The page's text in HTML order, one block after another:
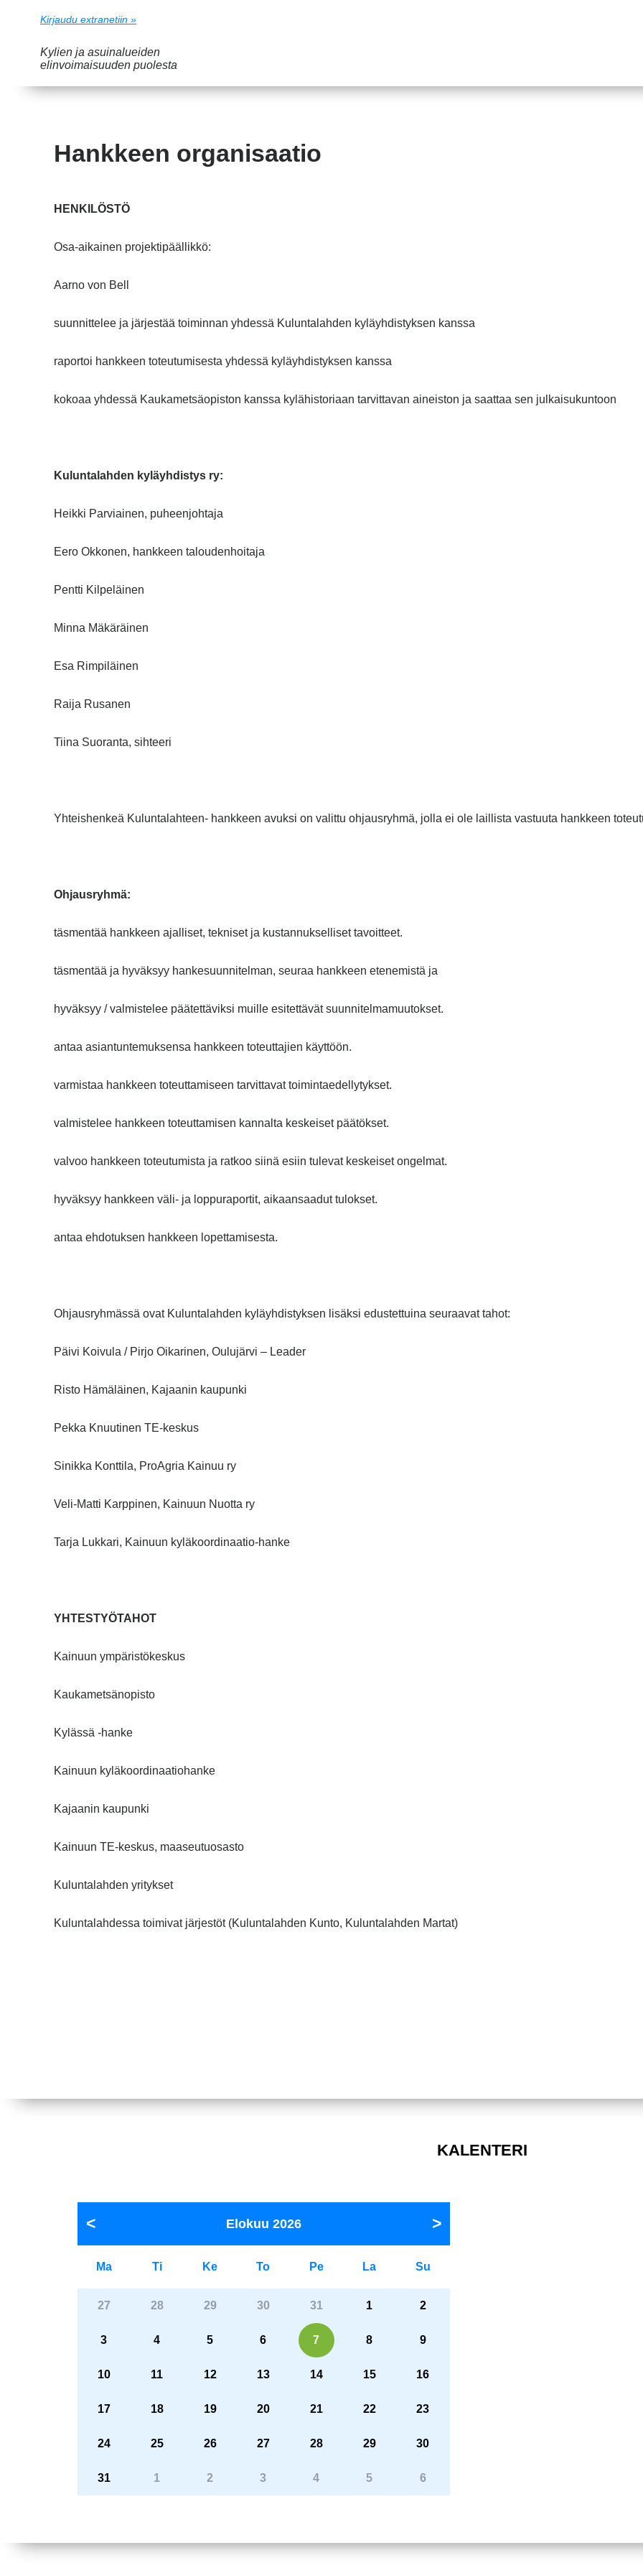
Kirjaudu extranetiin »
Kylien ja asuinalueiden
elinvoimaisuuden puolesta
Hankkeen organisaatio
HENKILÖSTÖ
Osa-aikainen projektipäällikkö:
Aarno von Bell
suunnittelee ja järjestää toiminnan yhdessä Kuluntalahden kyläyhdistyksen kanssa
raportoi hankkeen toteutumisesta yhdessä kyläyhdistyksen kanssa
kokoaa yhdessä Kaukametsäopiston kanssa kylähistoriaan tarvittavan aineiston ja saattaa sen julkaisukuntoon
Kuluntalahden kyläyhdistys ry:
Heikki Parviainen, puheenjohtaja
Eero Okkonen, hankkeen taloudenhoitaja
Pentti Kilpeläinen
Minna Mäkäräinen
Esa Rimpiläinen
Raija Rusanen
Tiina Suoranta, sihteeri
Yhteishenkeä Kuluntalahteen- hankkeen avuksi on valittu ohjausryhmä, jolla ei ole laillista vastuuta hankkeen
Ohjausryhmä:
täsmentää hankkeen ajalliset, tekniset ja kustannukselliset tavoitteet.
täsmentää ja hyväksyy hankesuunnitelman, seuraa hankkeen etenemistä ja
hyväksyy / valmistelee päätettäviksi muille esitettävät suunnitelmamuutokset.
antaa asiantuntemuksensa hankkeen toteuttajien käyttöön.
varmistaa hankkeen toteuttamiseen tarvittavat toimintaedellytykset.
valmistelee hankkeen toteuttamisen kannalta keskeiset päätökset.
valvoo hankkeen toteutumista ja ratkoo siinä esiin tulevat keskeiset ongelmat.
hyväksyy hankkeen väli- ja loppuraportit, aikaansaadut tulokset.
antaa ehdotuksen hankkeen lopettamisesta.
Ohjausryhmässä ovat Kuluntalahden kyläyhdistyksen lisäksi edustettuina seuraavat tahot:
Päivi Koivula / Pirjo Oikarinen, Oulujärvi – Leader
Risto Hämäläinen, Kajaanin kaupunki
Pekka Knuutinen TE-keskus
Sinikka Konttila, ProAgria Kainuu ry
Veli-Matti Karppinen, Kainuun Nuotta ry
Tarja Lukkari, Kainuun kyläkoordinaatio-hanke
YHTESTYÖTAHOT
Kainuun ympäristökeskus
Kaukametsänopisto
Kylässä -hanke
Kainuun kyläkoordinaatiohanke
Kajaanin kaupunki
Kainuun TE-keskus, maaseutuosasto
Kuluntalahden yritykset
Kuluntalahdessa toimivat järjestöt (Kuluntalahden Kunto, Kuluntalahden Martat)
KALENTERI
Elokuu 2026
Ma Ti Ke To Pe La Su
27 28 29 30 31 1 2
3 4 5 6 7 8 9
10 11 12 13 14 15 16
17 18 19 20 21 22 23
24 25 26 27 28 29 30
31 1 2 3 4 5 6